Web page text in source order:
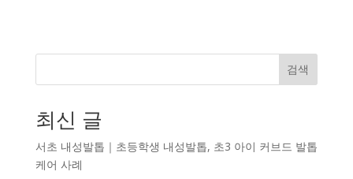
검색
최신 글
서초 내성발톱｜초등학생 내성발톱, 초3 아이 커브드 발톱
케어 사례